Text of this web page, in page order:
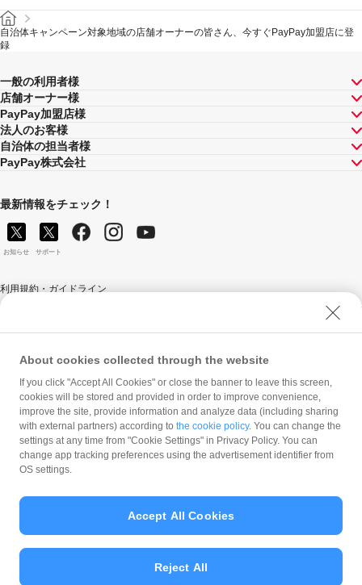
自治体キャンペーン対象地域の店舗オーナーの皆さん、今すぐPayPay加盟店に登
録
一般の利用者様
店舗オーナー様
PayPay加盟店様
法人のお客様
自治体の担当者様
PayPay株式会社
最新情報をチェック！
お知らせ サポート
利用規約・ガイドライン
ソフトバンク人権ポリシー
PayPay Code of Ethics & Business Conduct
プライバシーポリシー
ユーザープライバシーについて
ユーザーセキュリティについて
ウェブサイト利用規約
反社会的勢力に対する方針
カスタマーハラスメントに関する当社の考え方
About cookies collected through the website
If you click "Accept All Cookies" or close the banner to leave this screen,
cookies will be stored and provided in order to improve convenience,
improve the site, provide information and analyze data (including sharing
with external partners) according to the cookie policy. You can change the
settings at any time from "Cookie Settings" in Privacy Policy. You can
change app tracking preferences using the advertisement identifier from
OS settings.
Reject All
Accept All Cookies